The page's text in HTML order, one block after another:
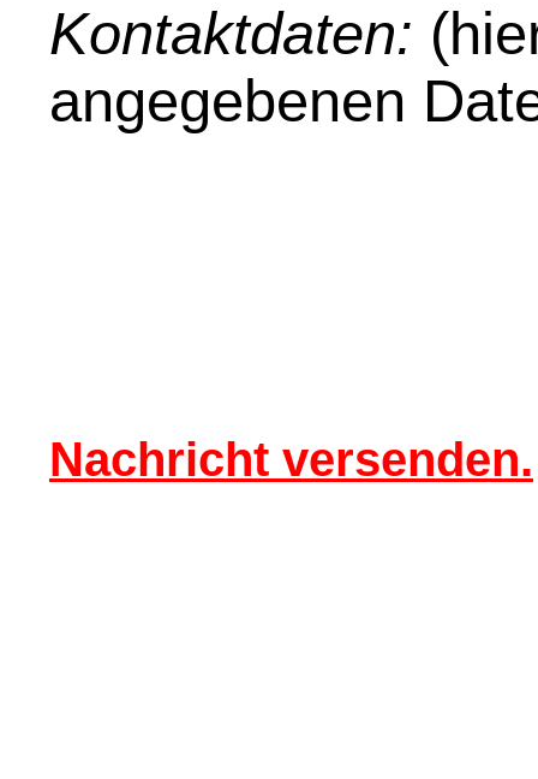
Kontaktdaten:
angegebenen
Nachricht versenden.